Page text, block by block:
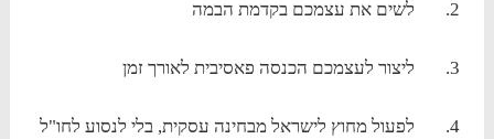
4. לפעול מחוץ לישראל מבחינה עסקית, בלי לנסוע לחו"ל